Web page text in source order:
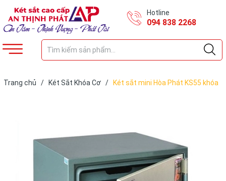
Hotline
094 838 2268
Trang chủ / Két Sắt Khóa Cơ /
Két sắt mini Hòa Phát KS55 khóa